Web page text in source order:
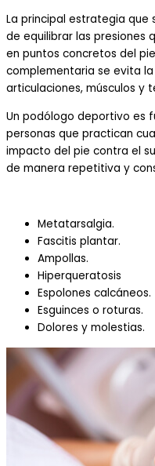
La principal estrategia que
de equilibrar las presiones
en puntos concretos del
complementaria se evita
articulaciones, músculos y
Un podólogo deportivo es
personas que practican
impacto del pie contra el
de manera repetitiva y
Metatarsalgia.
Fascitis plantar.
Ampollas.
Hiperqueratosis
Espolones calcáneos.
Esguinces o roturas.
Dolores y molestias.